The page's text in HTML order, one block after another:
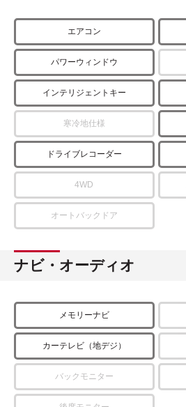
エアコン
パワーウィンドウ
インテリジェントキー
寒冷地仕様
ドライブレコーダー
4WD
オートバックドア
ナビ・オーディオ
メモリーナビ
カーテレビ（地デジ）
バックモニター